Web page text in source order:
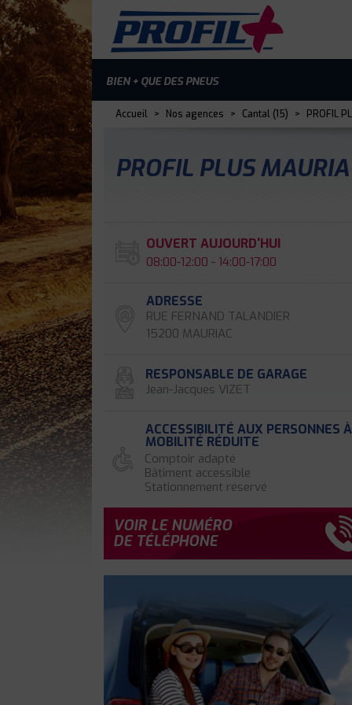
BIEN + QUE DES PNEUS
Accueil > Nos agences > Cantal (15) > PROFIL
PROFIL PLUS
OUVERT AUJOURD'HUI
08:00-12:00 - 14:00-17:00
ADRESSE
RUE FERNAND TALANDIER
15200 MAURIAC
RESPONSABLE DE GARAGE
Jean-Jacques VIZET
ACCESSIBILITÉ AUX PERSONNES À
MOBILITÉ RÉDUITE
Comptoir adapté
Bâtiment accessible
Stationnement réservé
VOIR LE NUMÉRO
DE TÉLÉPHONE